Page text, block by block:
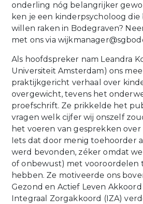
onderling nóg belangrijker
ken je een kinderpsycholoog
willen raken in Bodegraven?
met ons via
Als hoofdspreker nam Leandra
Universiteit Amsterdam) ons
praktijkgericht verhaal over
overgewicht, tevens het
proefschrift. Ze prikkelde het
vragen welk cijfer wij onszelf
het voeren van gesprekken
Iets dat door menig toehoorder
werd bevonden, zéker omdat
of onbewust) met vooroordelen
hebben. Ze motiveerde ons
Gezond en Actief Leven Akkoord
Integraal Zorgakkoord (IZA)